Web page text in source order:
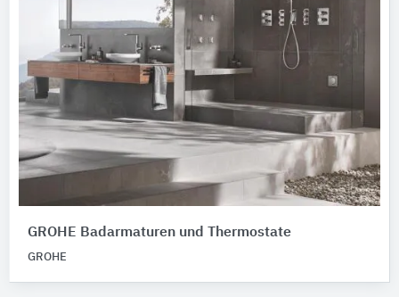
GROHE Badarmaturen und Thermostate
GROHE